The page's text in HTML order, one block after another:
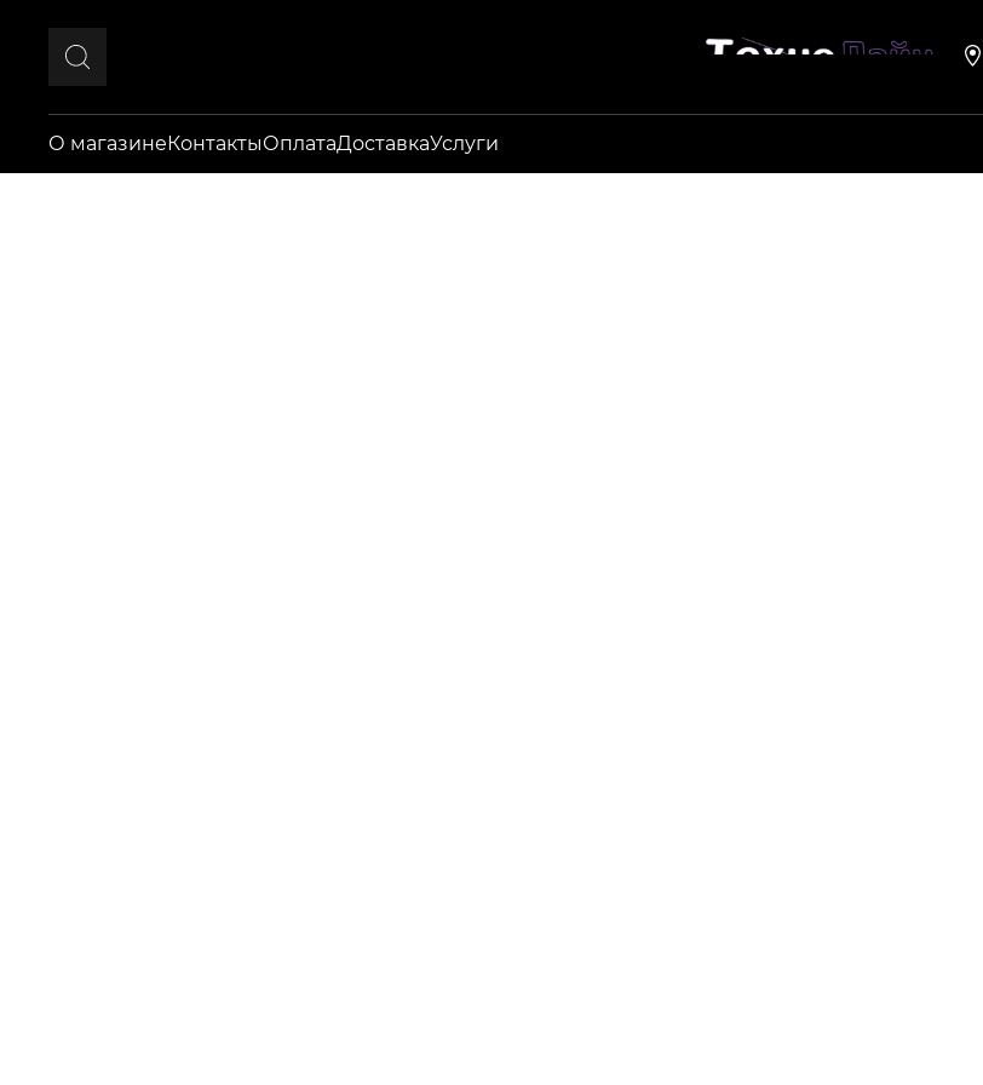
О магазинеКонтактыОплатаДоставкаУслуги